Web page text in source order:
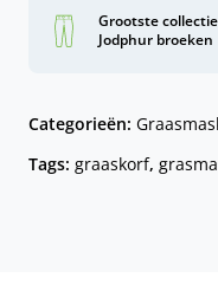
Grootste collectie
Jodphur broeken
Categorieën:
Tags: graaskorf,